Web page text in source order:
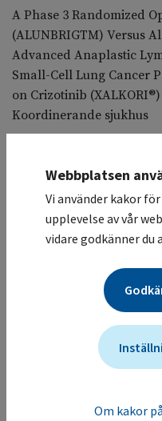
A Phase 3 Randomized
(ALUNBRIGTM) Versus
Advanced Anaplastic
Small-Cell Lung Cancer
on Crizotinib (XALKORI®)
Koordinerande sjukhus
Deltagande sjukhus
Studiesammanfattning
Randomisering mellan
länge nytta finns. Tätare
behandlingen som
månad. Utvärdering
som glesas ut därefter.
Mer information om
Tillbaka till listan
Webbplatsen
Vi använder kakor
upplevelse av vår
vidare godkänner du
Om kakor